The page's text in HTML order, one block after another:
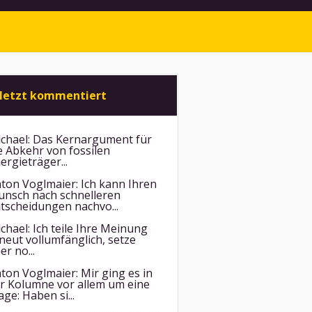
kommentiert
Das Kernargument für
Abkehr von fossilen
Voglmaier: Ich kann Ihren
nach schnelleren
nachvo...
Ich teile Ihre Meinung
vollumfänglich, setze
no...
Voglmaier: Mir ging es in
Kolumne vor allem um eine
Haben si...